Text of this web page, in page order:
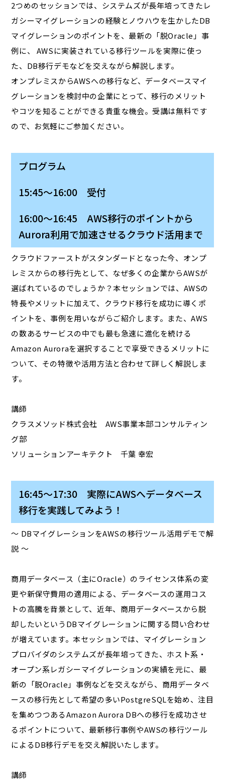
2つめのセッションでは、システムズが長年培ってきたレ
ガシーマイグレーションの経験とノウハウを生かしたDB
マイグレーションのポイントを、最新の「脱Oracle」事
例に、 AWSに実装されている移行ツールを実際に使っ
た、DB移行デモなどを交えながら解説します。
オンプレミスからAWSへの移行など、データベースマイ
グレーションを検討中の企業にとって、移行のメリット
やコツを知ることができる貴重な機会。受講は無料です
ので、お気軽にご参加ください。
プログラム
15:45～16:00 受付
16:00～16:45 AWS移行のポイントから
Aurora利用で加速させるクラウド活用まで
クラウドファーストがスタンダードとなった今、オンプ
レミスからの移行先として、なぜ多くの企業からAWSが
選ばれているのでしょうか？本セッションでは、AWSの
特長やメリットに加えて、クラウド移行を成功に導くポ
イントを、事例を用いながらご紹介します。また、AWS
の数あるサービスの中でも最も急速に進化を続ける
Amazon Auroraを選択することで享受できるメリットに
ついて、その特徴や活用方法と合わせて詳しく解説しま
す。
講師
クラスメソッド株式会社 AWS事業本部コンサルティン
グ部
ソリューションアーキテクト 千葉 幸宏
16:45～17:30 実際にAWSへデータベース
移行を実践してみよう！
～ DBマイグレーションをAWSの移行ツール活用デモで解
説 ～
商用データベース（主にOracle）のライセンス体系の変
更や新保守費用の適用による、データベースの運用コス
トの高騰を背景として、近年、商用データベースから脱
却したいというDBマイグレーションに関する問い合わせ
が増えています。本セッションでは、マイグレーション
プロバイダのシステムズが長年培ってきた、ホスト系・
オープン系レガシーマイグレーションの実績を元に、最
新の「脱Oracle」事例などを交えながら、商用データベ
ースの移行先として希望の多いPostgreSQLを始め、注目
を集めつつあるAmazon Aurora DBへの移行を成功させ
るポイントについて、最新移行事例やAWSの移行ツール
によるDB移行デモを交え解説いたします。
講師